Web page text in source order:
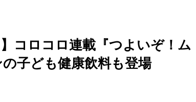
コロコロ連載『つよいぞ！ム
子ども健康飲料も登場